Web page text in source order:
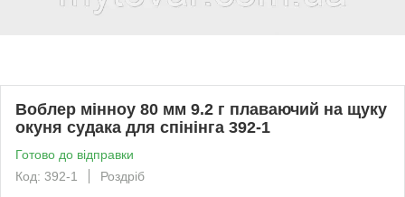
Воблер мінноу 80 мм 9.2 г плаваючий на щуку
окуня судака для спінінга 392-1
Готово до відправки
Код: 392-1
Роздріб